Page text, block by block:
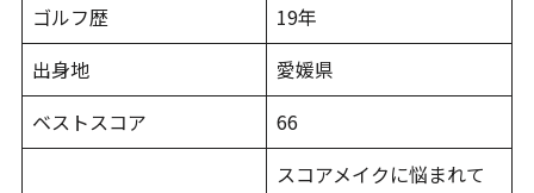
ゴルフ歴
19年
出身地
愛媛県
ベストスコア
66
スコアメイクに悩まれて